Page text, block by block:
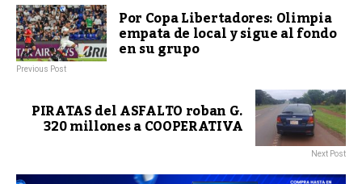
Por Copa Libertadores: Olimpia
empata de local y sigue al fondo
en su grupo
Previous Post
PIRATAS del ASFALTO roban G.
320 millones a COOPERATIVA
Next Post